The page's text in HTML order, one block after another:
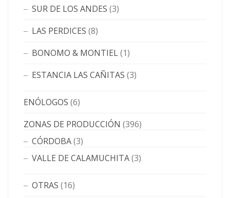
SUR DE LOS ANDES (3)
LAS PERDICES (8)
BONOMO & MONTIEL(1)
ESTANCIA LAS CAÑITAS (3)
ENÓLOGOS (6)
ZONAS DE PRODUCCIÓN (396)
CÓRDOBA(3)
VALLE DE CALAMUCHITA(3)
OTRAS (16)